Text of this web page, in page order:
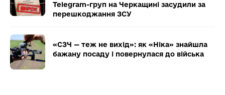
Telegram-груп на Черкащині засудили за
перешкоджання ЗСУ
«СЗЧ — теж не вихід»: як «Ніка» знайшла
бажану посаду і повернулася до війська